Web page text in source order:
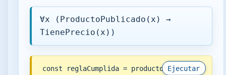
∀x (ProductoPublicado(x) →
TienePrecio(x))
Ejecutar
const reglaCumplida =